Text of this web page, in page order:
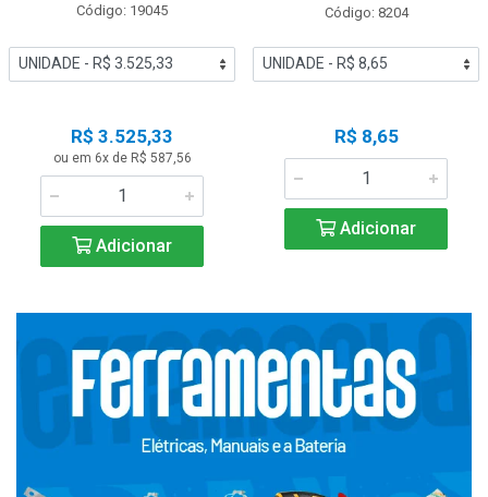
Código: 19045
R$ 3.525,33
ou em 6x de R$ 587,56
Adicionar
Código: 8204
R$ 8,65
Adicionar